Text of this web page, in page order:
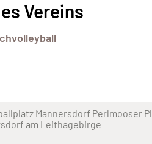
Vereins
Mannersdorf Perlmooser Pl
am Leithagebirge